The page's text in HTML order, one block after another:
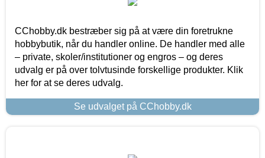
CChobby.dk bestræber sig på at være din foretrukne
hobbybutik, når du handler online. De handler med alle
– private, skoler/institutioner og engros – og deres
udvalg er på over tolvtusinde forskellige produkter. Klik
her for at se deres udvalg.
Se udvalget på CChobby.dk